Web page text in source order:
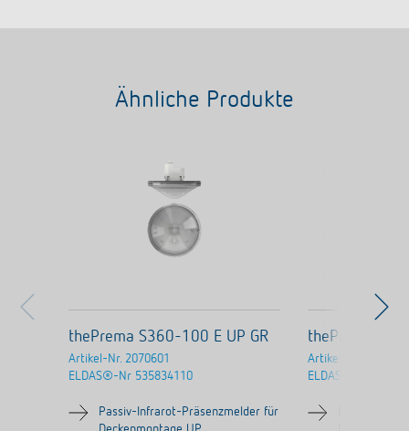
Ähnliche Produkte
thePrema S360-100 E UP GR
Artikel-Nr. 2070601
ELDAS®-Nr 535834110
Passiv-Infrarot-Präsenzmelder für
thePrema
Artikel-Nr.
ELDAS®-Nr